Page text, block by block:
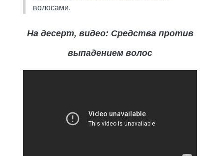
волосами.
На десерт, видео: Средства против
выпадением волос